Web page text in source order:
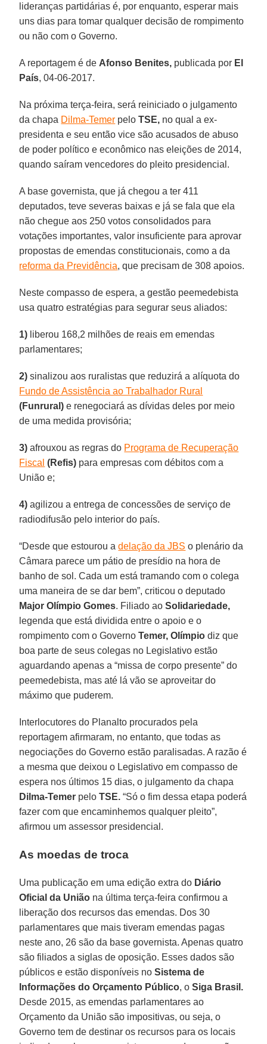
lideranças partidárias é, por enquanto, esperar mais
uns dias para tomar qualquer decisão de rompimento
ou não com o Governo.
A reportagem é de Afonso Benites, publicada por El
País, 04-06-2017.
Na próxima terça-feira, será reiniciado o julgamento
da chapa Dilma-Temer peloTSE, no qual a ex-
presidenta e seu então vice são acusados de abuso
de poder político e econômico nas eleições de 2014,
quando saíram vencedores do pleito presidencial.
A base governista, que já chegou a ter 411
deputados, teve severas baixas e já se fala que ela
não chegue aos 250 votos consolidados para
votações importantes, valor insuficiente para aprovar
propostas de emendas constitucionais, como a da
reforma da Previdência, que precisam de 308 apoios.
Neste compasso de espera, a gestão peemedebista
usa quatro estratégias para segurar seus aliados:
1) liberou 168,2 milhões de reais em emendas
parlamentares;
2) sinalizou aos ruralistas que reduzirá a alíquota do
Fundo de Assistência ao Trabalhador Rural
(Funrural) e renegociará as dívidas deles por meio
de uma medida provisória;
3) afrouxou as regras do Programa de Recuperação
Fiscal (Refis) para empresas com débitos com a
União e;
4) agilizou a entrega de concessões de serviço de
radiodifusão pelo interior do país.
“Desde que estourou adelação da JBS o plenário da
Câmara parece um pátio de presídio na hora de
banho de sol. Cada um está tramando com o colega
uma maneira de se dar bem”, criticou o deputado
Major Olímpio Gomes. Filiado aoSolidariedade,
legenda que está dividida entre o apoio e o
rompimento com o GovernoTemer, Olímpio diz que
boa parte de seus colegas no Legislativo estão
aguardando apenas a “missa de corpo presente” do
peemedebista, mas até lá vão se aproveitar do
máximo que puderem.
Interlocutores do Planalto procurados pela
reportagem afirmaram, no entanto, que todas as
negociações do Governo estão paralisadas. A razão é
a mesma que deixou o Legislativo em compasso de
espera nos últimos 15 dias, o julgamento da chapa
Dilma-Temer peloTSE. “Só o fim dessa etapa poderá
fazer com que encaminhemos qualquer pleito”,
afirmou um assessor presidencial.
As moedas de troca
Uma publicação em uma edição extra do Diário
Oficial da União na última terça-feira confirmou a
liberação dos recursos das emendas. Dos 30
parlamentares que mais tiveram emendas pagas
neste ano, 26 são da base governista. Apenas quatro
são filiados a siglas de oposição. Esses dados são
públicos e estão disponíveis no Sistema de
Informações do Orçamento Público, oSiga Brasil.
Desde 2015, as emendas parlamentares ao
Orçamento da União são impositivas, ou seja, o
Governo tem de destinar os recursos para os locais